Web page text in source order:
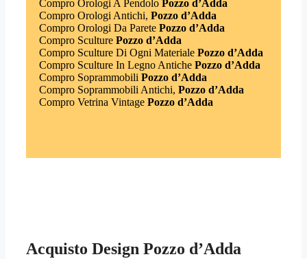
Compro Orologi A PendoloPozzo d’Adda
Compro Orologi Antichi, Pozzo d’Adda
Compro Orologi Da ParetePozzo d’Adda
Compro SculturePozzo d’Adda
Compro Sculture Di Ogni MaterialePozzo d’Adda
Compro Sculture In Legno AntichePozzo d’Adda
Compro Soprammobili Pozzo d’Adda
Compro Soprammobili Antichi, Pozzo d’Adda
Compro Vetrina VintagePozzo d’Adda
Acquisto Design Pozzo d’Adda